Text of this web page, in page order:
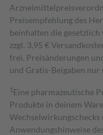
Preisempfehlung des
beinhalten die
zzgl. 3,95 €
frei. Preisänderungen
und Gratis-Beigaben
1 Eine pharmazeutische
Produkte in deinem
Anwendungshinweise